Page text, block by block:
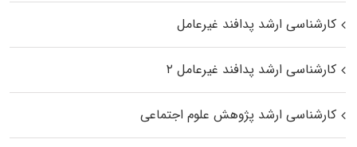
کارشناسی ارشد پدافند غیرعامل
کارشناسی ارشد پدافند غیرعامل ۲
کارشناسی ارشد پژوهش علوم اجتماعی